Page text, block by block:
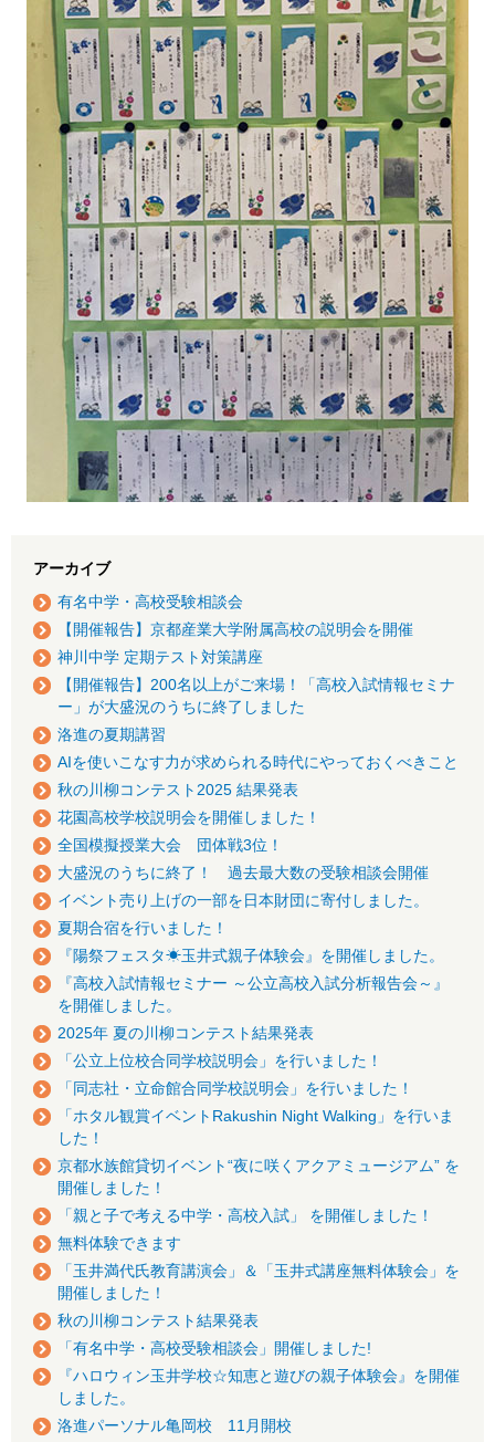
アーカイブ
有名中学・高校受験相談会
【開催報告】京都産業大学附属高校の説明会を開催
神川中学 定期テスト対策講座
【開催報告】200名以上がご来場！「高校入試情報セミナ
ー」が大盛況のうちに終了しました
洛進の夏期講習
AIを使いこなす力が求められる時代にやっておくべきこと
秋の川柳コンテスト2025 結果発表
花園高校学校説明会を開催しました！
全国模擬授業大会 団体戦3位！
大盛況のうちに終了！ 過去最大数の受験相談会開催
イベント売り上げの一部を日本財団に寄付しました。
夏期合宿を行いました！
『陽祭フェスタ☀玉井式親子体験会』を開催しました。
『高校入試情報セミナー ～公立高校入試分析報告会～』
を開催しました。
2025年 夏の川柳コンテスト結果発表
「公立上位校合同学校説明会」を行いました！
「同志社・立命館合同学校説明会」を行いました！
「ホタル観賞イベントRakushin Night Walking」を行いま
した！
京都水族館貸切イベント“夜に咲くアクアミュージアム” を
開催しました！
「親と子で考える中学・高校入試」 を開催しました！
無料体験できます
「玉井満代氏教育講演会」＆「玉井式講座無料体験会」を
開催しました！
秋の川柳コンテスト結果発表
「有名中学・高校受験相談会」開催しました!
『ハロウィン玉井学校☆知恵と遊びの親子体験会』を開催
しました。
洛進パーソナル亀岡校 11月開校